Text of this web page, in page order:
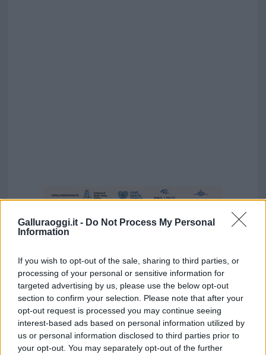
Galluraoggi.it - Do Not Process My Personal
Information
If you wish to opt-out of the sale, sharing to third parties, or
processing of your personal or sensitive information for
targeted advertising by us, please use the below opt-out
section to confirm your selection. Please note that after your
opt-out request is processed you may continue seeing
interest-based ads based on personal information utilized by
us or personal information disclosed to third parties prior to
your opt-out. You may separately opt-out of the further